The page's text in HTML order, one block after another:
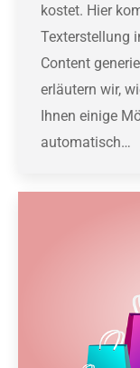
kostet. Hier
Texterstellung
Content
erläutern wir,
Ihnen einige
automatisch…